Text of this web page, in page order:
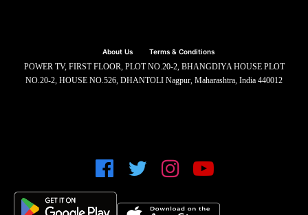
About Us Terms & Conditions
POWER TV, FIRST FLOOR, PLOT NO.20-2, BHANGDIYA HOUSE PLOT
NO.20-2, HOUSE NO.526, DHANTOLI Nagpur, Maharashtra, India 440012